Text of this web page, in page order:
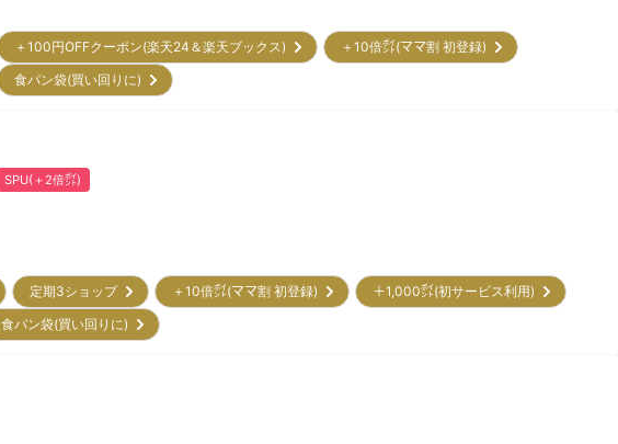
＋100円OFFクーポン(楽天24＆楽天ブックス)
＋10倍㌽(ママ割 初登録)
食パン袋(買い回りに)
SPU(＋2倍㌽)
定期3ショップ ＋10倍㌽(ママ割 初登録)
＋1,000㌽(初サービス利用)
食パン袋(買い回りに)